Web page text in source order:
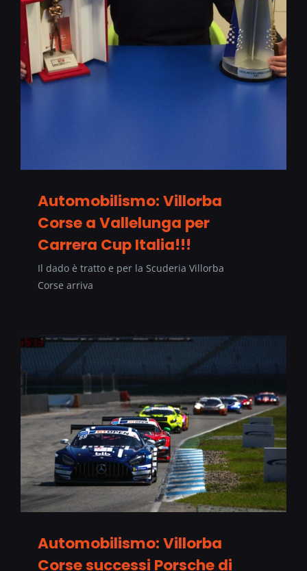
Automobilismo: Villorba
Corse a Vallelunga per
Carrera Cup Italia!!!
Il dado è tratto e per la Scuderia Villorba
Corse arriva
Automobilismo: Villorba
Corse successi Porsche di